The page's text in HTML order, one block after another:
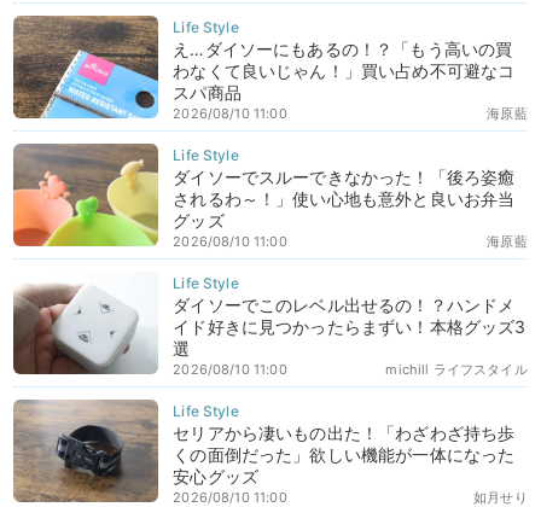
え…ダイソーにもあるの！？「もう高いの買
わなくて良いじゃん！」買い占め不可避なコ
スパ商品
海原藍
2026/08/10 11:00
ダイソーでスルーできなかった！「後ろ姿癒
されるわ～！」使い心地も意外と良いお弁当
グッズ
海原藍
2026/08/10 11:00
ダイソーでこのレベル出せるの！？ハンドメ
イド好きに見つかったらまずい！本格グッズ3
選
michill ライフスタイル
2026/08/10 11:00
セリアから凄いもの出た！「わざわざ持ち歩
くの面倒だった」欲しい機能が一体になった
安心グッズ
如月せり
2026/08/10 11:00